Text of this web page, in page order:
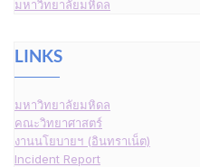
มหาวิทยาลัยมหิดล
LINKS
มหาวิทยาลัยมหิดล
คณะวิทยาศาสตร์
งานนโยบายฯ (อินทราเน็ต)
Incident Report